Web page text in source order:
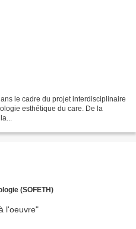
le cadre du projet interdisciplinaire
esthétique du care. De la
(SOFETH)